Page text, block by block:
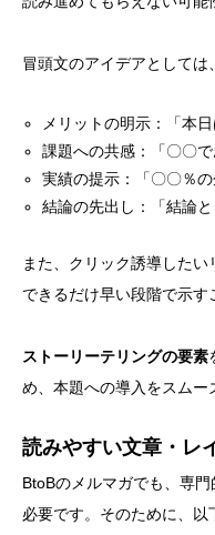
冒頭文のアイデアとしては
メリットの明示：「本
課題への共感：「〇〇
実績の提示：「〇〇％の
結論の先出し：「結論と
また、クリック誘導したい
できるだけ早い段階で示す
ストーリーテリングの要素
め、本題への導入をスムー
読みやすい文章・レ
BtoBのメルマガでも、専
必要です。そのために、以